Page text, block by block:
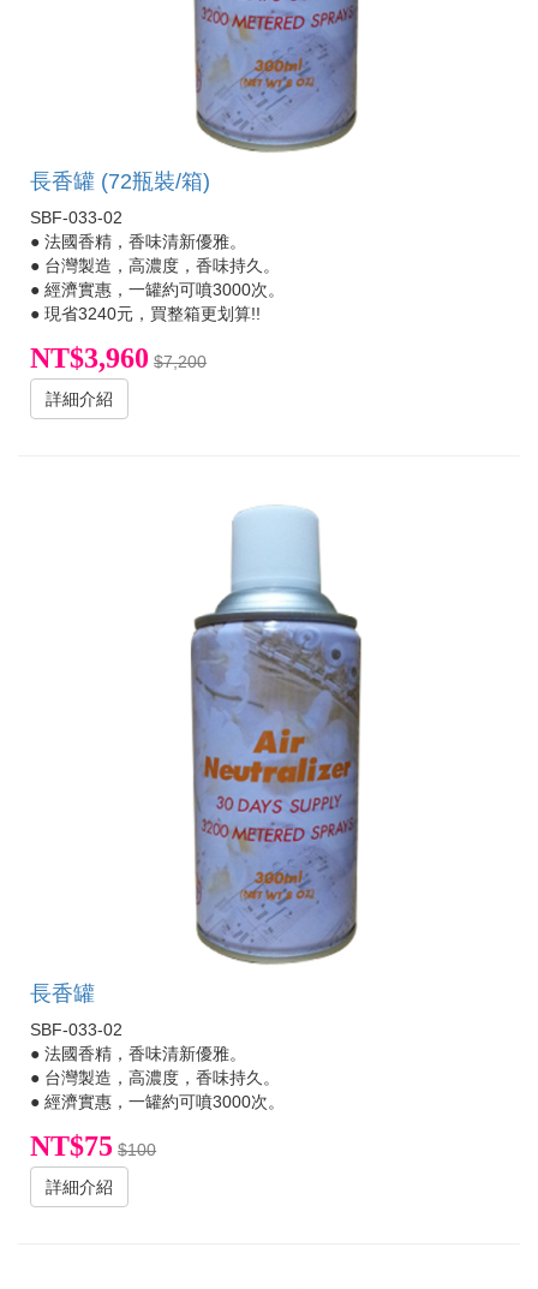
長香罐 (72瓶裝/箱)
SBF-033-02
● 法國香精，香味清新優雅。
● 台灣製造，高濃度，香味持久。
● 經濟實惠，一罐約可噴3000次。
● 現省3240元，買整箱更划算!!
NT$3,960 $7,200
詳細介紹
長香罐
SBF-033-02
● 法國香精，香味清新優雅。
● 台灣製造，高濃度，香味持久。
● 經濟實惠，一罐約可噴3000次。
NT$75 $100
詳細介紹